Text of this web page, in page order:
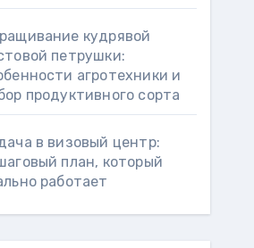
кудрявой
петрушки:
агротехники и
продуктивного сорта
в визовый центр:
план, который
работает